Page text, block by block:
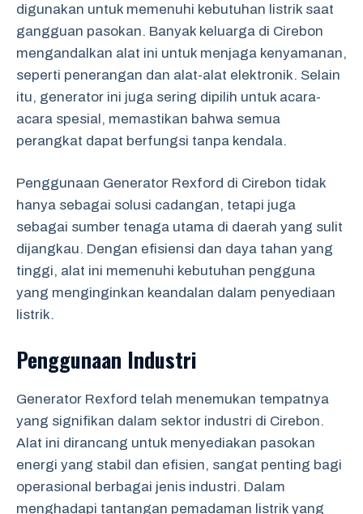
digunakan untuk memenuhi kebutuhan listrik saat
gangguan pasokan. Banyak keluarga di Cirebon
mengandalkan alat ini untuk menjaga kenyamanan,
seperti penerangan dan alat-alat elektronik. Selain
itu, generator ini juga sering dipilih untuk acara-
acara spesial, memastikan bahwa semua
perangkat dapat berfungsi tanpa kendala.
Penggunaan Generator Rexford di Cirebon tidak
hanya sebagai solusi cadangan, tetapi juga
sebagai sumber tenaga utama di daerah yang sulit
dijangkau. Dengan efisiensi dan daya tahan yang
tinggi, alat ini memenuhi kebutuhan pengguna
yang menginginkan keandalan dalam penyediaan
listrik.
Penggunaan Industri
Generator Rexford telah menemukan tempatnya
yang signifikan dalam sektor industri di Cirebon.
Alat ini dirancang untuk menyediakan pasokan
energi yang stabil dan efisien, sangat penting bagi
operasional berbagai jenis industri. Dalam
menghadapi tantangan pemadaman listrik yang